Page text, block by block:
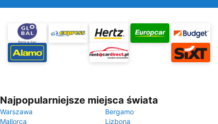
Najpopularniejsze miejsca świata
Warszawa
Bergamo
Mallorca
Lizbona